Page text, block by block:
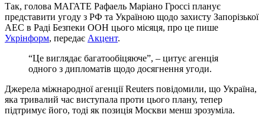
Так, голова МАГАТЕ Рафаель Маріано Гроссі планує
представити угоду з РФ та Україною щодо захисту Запорізької
АЕС в Раді Безпеки ООН цього місяця, про це пише
Укрінформ, передає Акцент.
“Це виглядає багатообіцяюче”, – цитує агенція
одного з дипломатів щодо досягнення угоди.
Джерела міжнародної агенції Reuters повідомили, що Україна,
яка тривалий час виступала проти цього плану, тепер
підтримує його, тоді як позиція Москви менш зрозуміла.